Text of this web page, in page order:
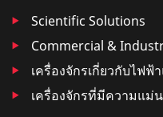
Scientific Solutions
Commercial &
เครื่องจักรเกี่ยวกับไฟ
เครื่องจักรที่มีความแม่